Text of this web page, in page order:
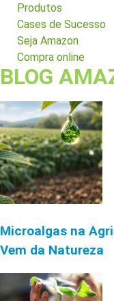
Produtos
Cases de Sucesso
Seja Amazon
Compra online
BLOG
Microalgas na
Vem da Natureza